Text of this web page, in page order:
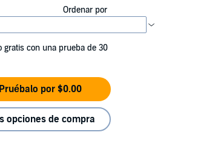
Ordenar por
gratis con una prueba de 30
Pruébalo por $0.00
opciones de compra